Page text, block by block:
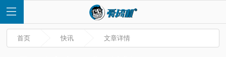
首页 快讯 文章详情